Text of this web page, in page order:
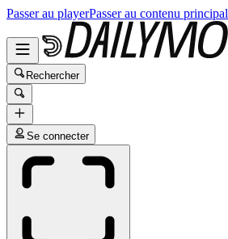
Passer au playerPasser au contenu principal
Rechercher
Se connecter